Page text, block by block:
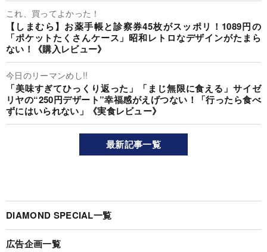
これ、買ってよかった！
【しまむら】お薬手帳と診察券45枚がスッポリ！1089円の
「ポケットたくさんケース」昭和レトロなデザインがたまら
ない！《購入レビュー》
今日のリーマンめし!!
「美味すぎてひっくり返った」「まじ無限に食える」サイゼ
リヤの“250円デザート”幸福感がえげつない！「行ったら食べ
ずにはいられない」《実食レビュー》
最新記事一覧
DIAMOND SPECIAL一覧
広告企画一覧